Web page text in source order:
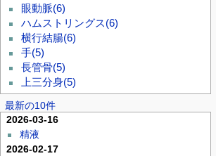
眼動脈(6)
ハムストリングス(6)
横行結腸(6)
手(5)
長管骨(5)
上三分身(5)
最新の10件
2026-03-16
精液
2026-02-17